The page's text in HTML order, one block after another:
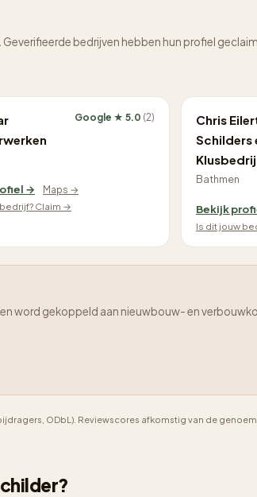
bedrijven hebben hun profiel
Google ★ 5.0 (2)
→
Maps →
Claim →
Chris
Schilders
Bathmen
Bekijk
Is dit jouw
word gekoppeld aan nieuwbouw- en
ODbL). Reviewscores afkomstig van de